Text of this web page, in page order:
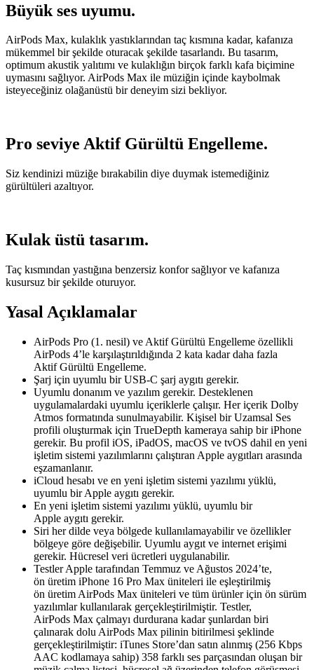
Büyük ses uyumu.
AirPods Max, kulaklık yastıklarından taç kısmına kadar, kafanıza
mükemmel bir şekilde oturacak şekilde tasarlandı. Bu tasarım,
optimum akustik yalıtımı ve kulaklığın birçok farklı kafa biçimine
uymasını sağlıyor. AirPods Max ile müziğin içinde kaybolmak
isteyeceğiniz olağanüstü bir deneyim sizi bekliyor.
Pro seviye Aktif Gürültü Engelleme.
Siz kendinizi müziğe bırakabilin diye duymak istemediğiniz
gürültüleri azaltıyor.
Kulak üstü tasarım.
Taç kısmından yastığına benzersiz konfor sağlıyor ve kafanıza
kusursuz bir şekilde oturuyor.
Yasal Açıklamalar
AirPods Pro (1. nesil) ve Aktif Gürültü Engelleme özellikli
AirPods 4’le karşılaştırıldığında 2 kata kadar daha fazla
Aktif Gürültü Engelleme.
Şarj için uyumlu bir USB-C şarj aygıtı gerekir.
Uyumlu donanım ve yazılım gerekir. Desteklenen
uygulamalardaki uyumlu içeriklerle çalışır. Her içerik Dolby
Atmos formatında sunulmayabilir. Kişisel bir Uzamsal Ses
profili oluşturmak için TrueDepth kameraya sahip bir iPhone
gerekir. Bu profil iOS, iPadOS, macOS ve tvOS dahil en yeni
işletim sistemi yazılımlarını çalıştıran Apple aygıtları arasında
eşzamanlanır.
iCloud hesabı ve en yeni işletim sistemi yazılımı yüklü,
uyumlu bir Apple aygıtı gerekir.
En yeni işletim sistemi yazılımı yüklü, uyumlu bir
Apple aygıtı gerekir.
Siri her dilde veya bölgede kullanılamayabilir ve özellikler
bölgeye göre değişebilir. Uyumlu aygıt ve internet erişimi
gerekir. Hücresel veri ücretleri uygulanabilir.
Testler Apple tarafından Temmuz ve Ağustos 2024’te,
ön üretim iPhone 16 Pro Max üniteleri ile eşleştirilmiş
ön üretim AirPods Max üniteleri ve tüm ürünler için ön sürüm
yazılımlar kullanılarak gerçekleştirilmiştir. Testler,
AirPods Max çalmayı durdurana kadar şunlardan biri
çalınarak dolu AirPods Max pilinin bitirilmesi şeklinde
gerçekleştirilmiştir: iTunes Store’dan satın alınmış (256 Kbps
AAC kodlamaya sahip) 358 farklı ses parçasından oluşan bir